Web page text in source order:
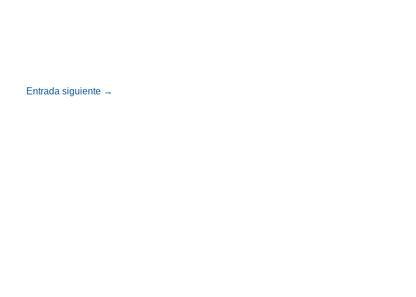
Entrada siguiente →